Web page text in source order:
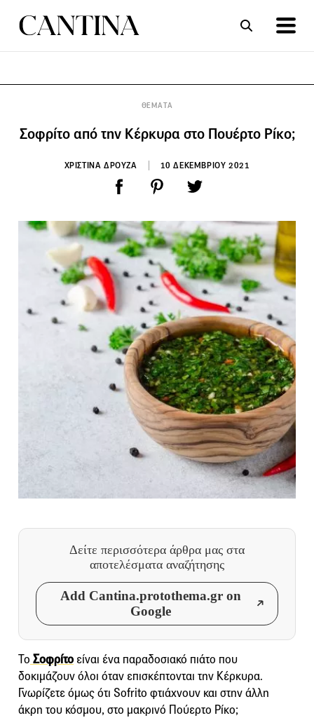
ΘΕΜΑΤΑ
Σοφρίτο από την Κέρκυρα στο Πουέρτο Ρίκο;
ΧΡΙΣΤΙΝΑ ΔΡΟΥΖΑ 10 ΔΕΚΕΜΒΡΙΟΥ 2021
Δείτε περισσότερα άρθρα μας στα
αποτελέσματα αναζήτησης
Add Cantina.protothema.gr on
Google
Το Σοφρίτο είναι ένα παραδοσιακό πιάτο που
δοκιμάζουν όλοι όταν επισκέπτονται την Κέρκυρα.
Γνωρίζετε όμως ότι Sofrito φτιάχνουν και στην άλλη
άκρη του κόσμου, στο μακρινό Πούερτο Ρίκο;